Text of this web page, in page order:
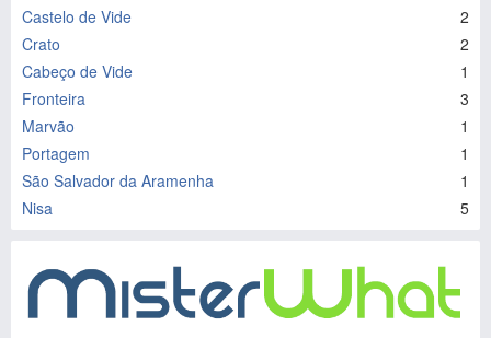
Castelo de Vide
2
Crato
2
Cabeço de Vide
1
Fronteira
3
Marvão
1
Portagem
1
São Salvador da Aramenha
1
Nisa
5